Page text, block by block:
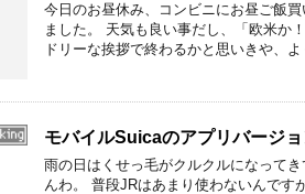
今日のお昼休み、コンビニにお昼ご飯
ました。 天気も良い事だし、「欧米か
ドリーな挨拶で終わるかと思いきや、
モバイルSuicaのアプリバージ
雨の日はくせっ毛がクルクルになって
んわ。 普段JRはあまり使わないんです